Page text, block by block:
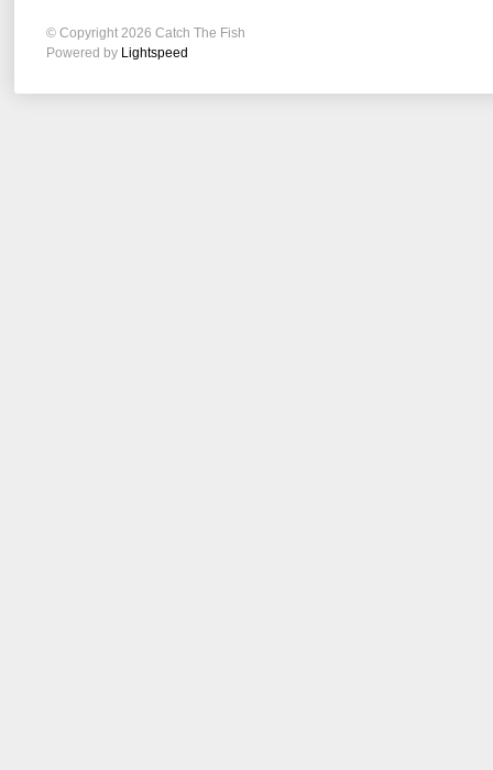
© Copyright 2026 Catch The Fish
Powered by Lightspeed